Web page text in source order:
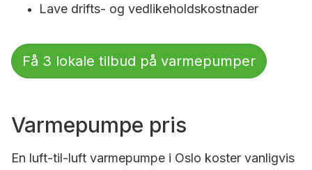
Lave drifts- og vedlikeholdskostnader
Få 3 lokale tilbud på varmepumper
Varmepumpe pris
En luft-til-luft varmepumpe i Oslo koster vanligvis